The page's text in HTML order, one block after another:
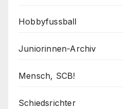
Hobbyfussball
Juniorinnen-Archiv
Mensch, SCB!
Schiedsrichter